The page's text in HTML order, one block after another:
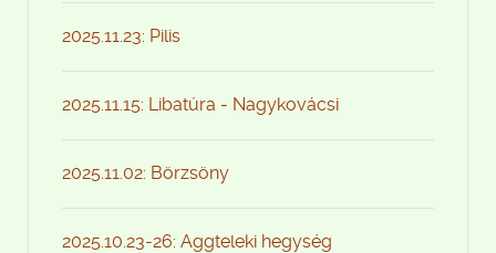
2025.11.23: Pilis
2025.11.15: Libatúra - Nagykovácsi
2025.11.02: Börzsöny
2025.10.23-26: Aggteleki hegység